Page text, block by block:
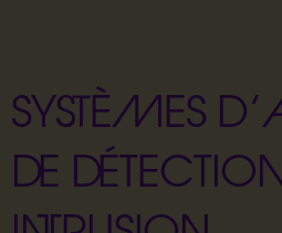
SYSTÈMES
DE